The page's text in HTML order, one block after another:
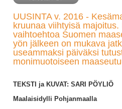
UUSINTA v. 2016 -
kruunaa viihtyisä
vaihtoehtoa Suomen
yön jälkeen on mukava
useammaksi päiväksi
monimuotoiseen
TEKSTI ja KUVAT: SARI PÖYLIÖ
Maalaisidylli Pohjanmaalla